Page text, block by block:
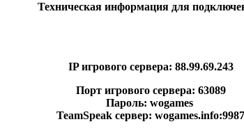
Техническая информация для
IP игрового сервера: 88.99.69.243
Порт игрового сервера: 63089
Пароль: wogames
TeamSpeak сервер: wogames.info:9987